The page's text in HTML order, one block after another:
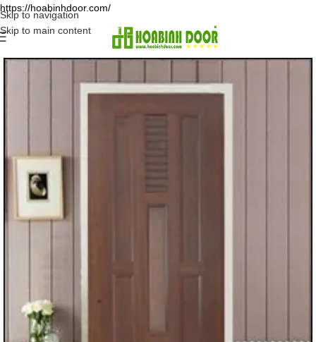
https://hoabinhdoor.com/
Skip to navigation
Skip to main content